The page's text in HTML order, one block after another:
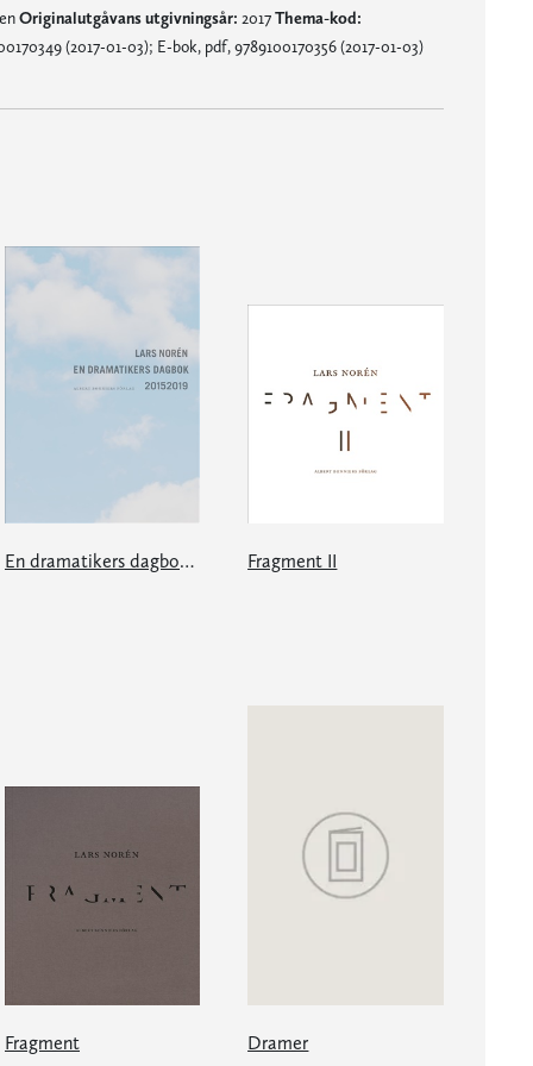
Originalutgåvans utgivningsår: 2017Thema-kod:
(2017-01-03); E-bok, pdf, 9789100170356 (2017-01-03)
En dramatikers dagbok 20152019 Fragment II
Fragment Dramer